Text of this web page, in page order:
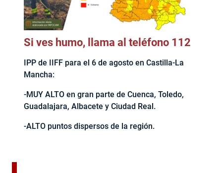
Si ves humo, llama al teléfono 112
IPP de IIFF para el 6 de agosto en Castilla-La
Mancha:
-MUY ALTO en gran parte de Cuenca, Toledo,
Guadalajara, Albacete y Ciudad Real.
-ALTO puntos dispersos de la región.